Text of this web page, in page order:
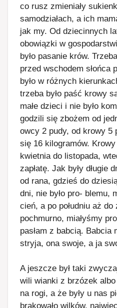
co rusz zmieniały
samodziałach, a ich
jak my. Od dziecinnych
obowiązki w
było pasanie krów.
przed wschodem słońca
było w różnych
trzeba było paść krowy
małe dzieci i nie było
godzili się zbożem od
owcy 2 pudy, od krowy 5
się 16 kilogramów.
kwietnia do listopada,
zapłatę. Jak były długie
od rana, gdzieś do
dni, nie było pro- blemu,
cień, a po południu aż
pochmurno, miałyśmy
pasłam z babcią. Babcia
stryja, ona swoje, a ja
A jeszcze był taki
wili wianki z brzózek
na rogi, a że były u nas
brakowało wilków,